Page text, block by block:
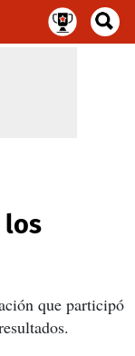
los
que participó